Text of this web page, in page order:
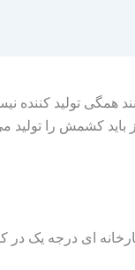
تولید کننده
کشمش را تولید
ای درجه یک